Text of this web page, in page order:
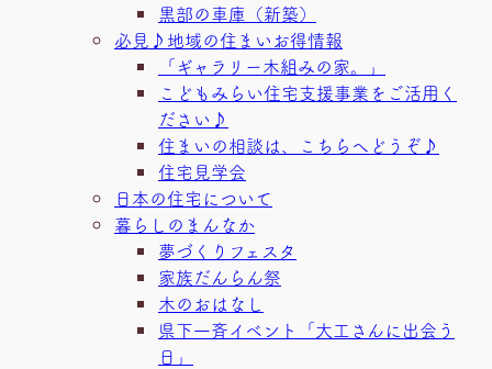
黒部の車庫（新築）
必見♪地域の住まいお得情報
「ギャラリー木組みの家。」
こどもみらい住宅支援事業をご活用く
ださい♪
住まいの相談は、こちらへどうぞ♪
住宅見学会
日本の住宅について
暮らしのまんなか
夢づくりフェスタ
家族だんらん祭
木のおはなし
県下一斉イベント「大工さんに出会う
日」